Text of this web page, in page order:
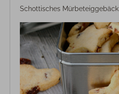
Schottisches Mürbeteiggebäck